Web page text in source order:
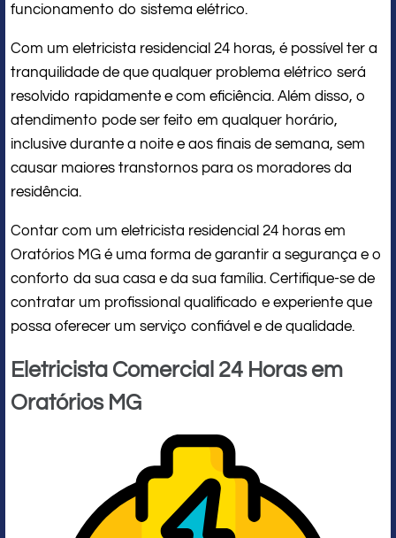
funcionamento do sistema elétrico.
Com um eletricista residencial 24 horas, é possível ter a
tranquilidade de que qualquer problema elétrico será
resolvido rapidamente e com eficiência. Além disso, o
atendimento pode ser feito em qualquer horário,
inclusive durante a noite e aos finais de semana, sem
causar maiores transtornos para os moradores da
residência.
Contar com um eletricista residencial 24 horas em
Oratórios MG é uma forma de garantir a segurança e o
conforto da sua casa e da sua família. Certifique-se de
contratar um profissional qualificado e experiente que
possa oferecer um serviço confiável e de qualidade.
Eletricista Comercial 24 Horas em
Oratórios MG